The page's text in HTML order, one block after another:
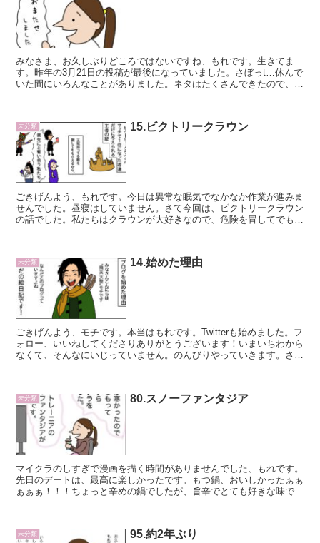
みなさま、お久しぶりどころではないですね、もれです。生きてま
す。昨年の3月21日の投稿が最後になっていました。さぼっt…休んで
いた間にいろんなことがありました。ネタはたくさんできたので、ま
未分類 15.ビクトリークラウン
ごきげんよう、もれです。今日は異常な眠気でなかなか作業が進みま
せんでした。昼寝はしていません。さて今回は、ビクトリークラウン
の話でした。私たちはクラウンが大好きなので、危険を冒してでも取
未分類 14.始めた理由
ごきげんよう、モチです。本当はもれです。Twitterも始めました。フ
ォロー、いいねしてくださりありがとうございます！いまいちわから
なくて、そんなにいじっていません。のんびりやっていきます。さて
未分類 80.スノーファンタジア
マイクラのしすぎで漫画を描く時間がありませんでした、もれです。
先日のデートは、最高に楽しかったです。もつ鍋、おいしかったぁぁ
ぁぁぁ！！！ちょっと辛めの鍋でしたが、旨辛でとても好きな味でし
未分類 95.約2年ぶり